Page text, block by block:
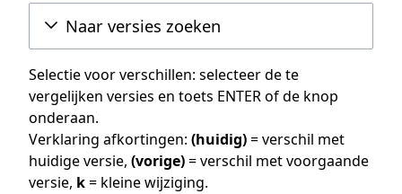
Naar versies zoeken
Selectie voor verschillen: selecteer de te
vergelijken versies en toets ENTER of de knop
onderaan.
Verklaring afkortingen: (huidig)= verschil met
huidige versie, (vorige)= verschil met voorgaande
versie, k= kleine wijziging.